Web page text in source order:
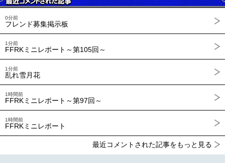
0分前
フレンド募集掲示板
1分前
FFRKミニレポート～第105回～
1分前
乱れ雪月花
1時間前
FFRKミニレポート～第97回～
1時間前
FFRKミニレポート
最近コメントされた記事をもっと見る